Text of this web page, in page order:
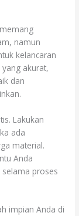
namun
kelancaran
akurat,
dan
Lakukan
ada
material.
Anda
proses
impian Anda di